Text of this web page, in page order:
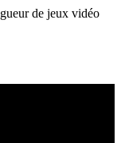
de jeux vidéo